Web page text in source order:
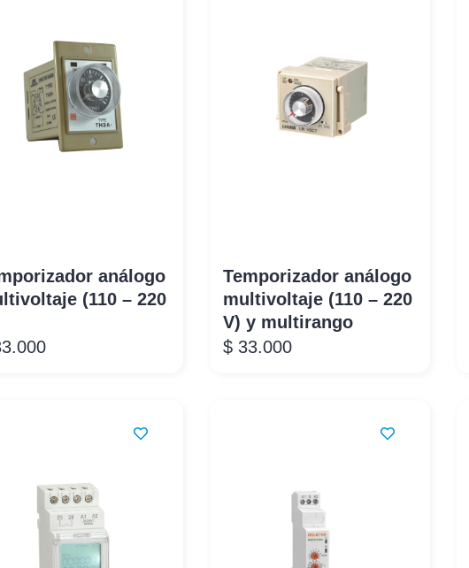
análogo
(110 – 220
Temporizador análogo
multivoltaje (110 – 220
V) y multirango
$ 33.000